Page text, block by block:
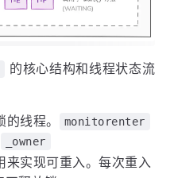
的核心结构和线程状态流
线程。 monitorenter
_owner
来实现可重入。每次重入